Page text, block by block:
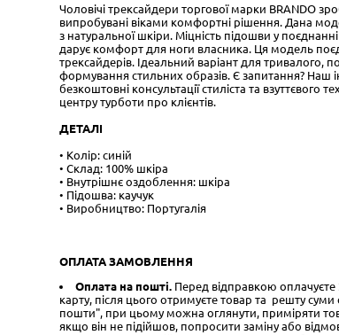
Чоловічі трексайдери торгової марки BRANDO
випробувані віками комфортні рішення. Дана
​​з натуральної шкіри. Міцність підошви у
дарує комфорт для ноги власника. Ця модель
трексайдерів. Ідеальний варіант для тривалого,
формування стильних образів. Є запитання? Наш
безкоштовні консультації стиліста та взуттєвого
центру турботи про клієнтів.
ДЕТАЛІ
• Колір: синій
• Склад: 100% шкіра
• Внутрішнє оздоблення: шкіра
• Підошва: каучук
• Виробництво: Португалія
ОПЛАТА ЗАМОВЛЕННЯ
Оплата на пошті. Перед відправкою оплачуєте
карту, після цього отримуєте товар та решту суми
пошти", при цьому можна оглянути, приміряти
якщо він не підійшов, попросити заміну або